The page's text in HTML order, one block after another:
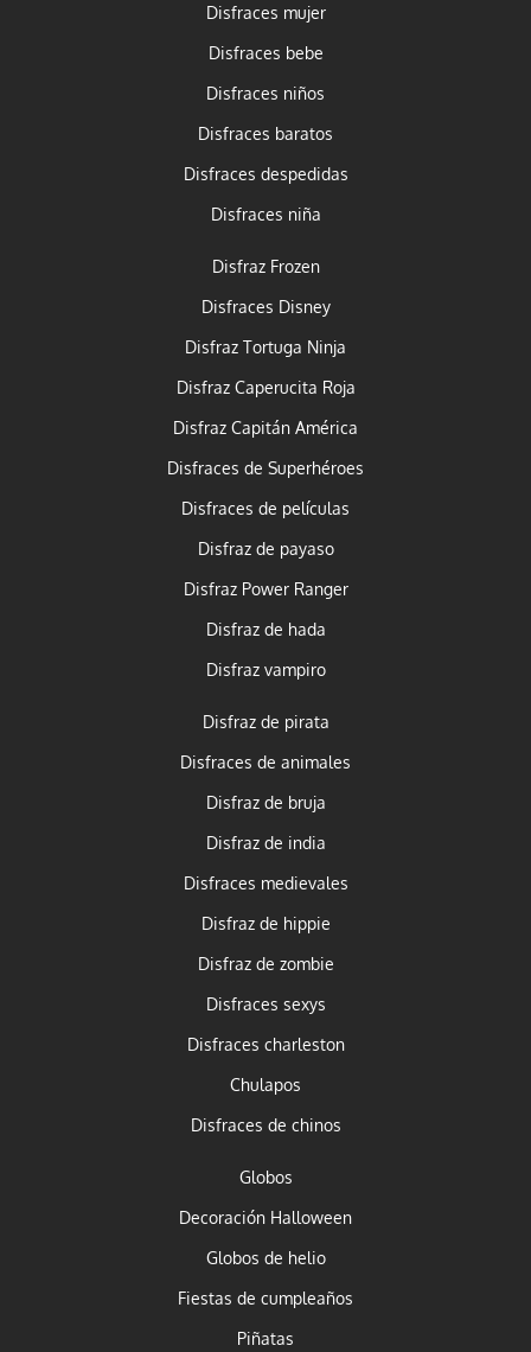
Disfraces mujer
Disfraces bebe
Disfraces niños
Disfraces baratos
Disfraces despedidas
Disfraces niña
Disfraz Frozen
Disfraces Disney
Disfraz Tortuga Ninja
Disfraz Caperucita Roja
Disfraz Capitán América
Disfraces de Superhéroes
Disfraces de películas
Disfraz de payaso
Disfraz Power Ranger
Disfraz de hada
Disfraz vampiro
Disfraz de pirata
Disfraces de animales
Disfraz de bruja
Disfraz de india
Disfraces medievales
Disfraz de hippie
Disfraz de zombie
Disfraces sexys
Disfraces charleston
Chulapos
Disfraces de chinos
Globos
Decoración Halloween
Globos de helio
Fiestas de cumpleaños
Piñatas